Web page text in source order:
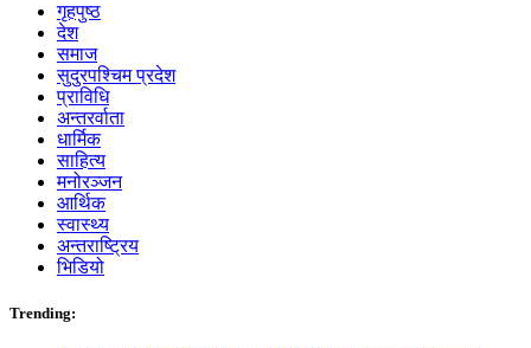
गृहपुष्ठ
देश
समाज
सुदुरपश्चिम प्रदेश
प्राविधि
अन्तरर्वाता
धार्मिक
साहित्य
मनोरञ्जन
आर्थिक
स्वास्थ्य
अन्तराष्ट्रिय
भिडियो
Trending: